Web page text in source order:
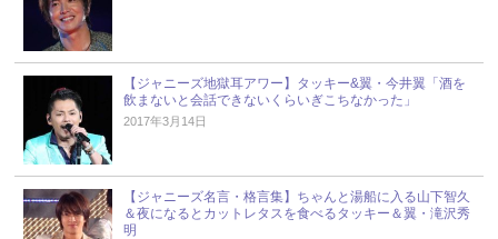
【ジャニーズ地獄耳アワー】タッキー&翼・今井翼「酒を
飲まないと会話できないくらいぎこちなかった」
2017年3月14日
【ジャニーズ名言・格言集】ちゃんと湯船に入る山下智久
＆夜になるとカットレタスを食べるタッキー＆翼・滝沢秀
明